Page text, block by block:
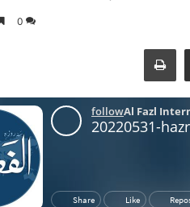
0
Share via Email
Print